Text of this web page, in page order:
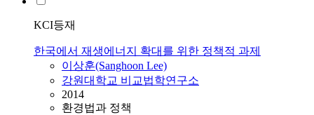
KCI등재
한국에서 재생에너지 확대를 위한 정책적 과제
이상훈(Sanghoon Lee)
강원대학교 비교법학연구소
2014
환경법과 정책